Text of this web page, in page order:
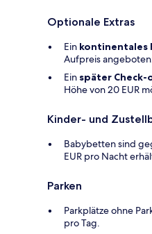
Optionale Extras
Ein kontinentales
Aufpreis
Ein später Check-
Höhe von 20 EUR
Kinder- und
Babybetten sind
EUR pro Nacht
Parken
Parkplätze ohne
pro Tag.